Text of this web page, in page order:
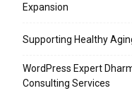
Expansion
Supporting Healthy
WordPress Expert
Consulting Services